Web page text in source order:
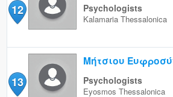
12 Psychologists
Kalamaria Thessalonica
13
Μήτσιου
Psychologists
Eyosmos Thessalonica